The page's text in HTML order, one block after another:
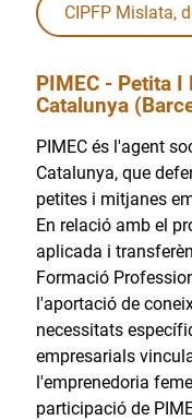
CIPFP Mislata,
PIMEC - Petita
Catalunya
PIMEC és l'agent
Catalunya, que
petites i mitjanes
En relació amb el
aplicada i
Formació
l'aportació de
necessitats
empresarials
l'emprenedoria
participació de